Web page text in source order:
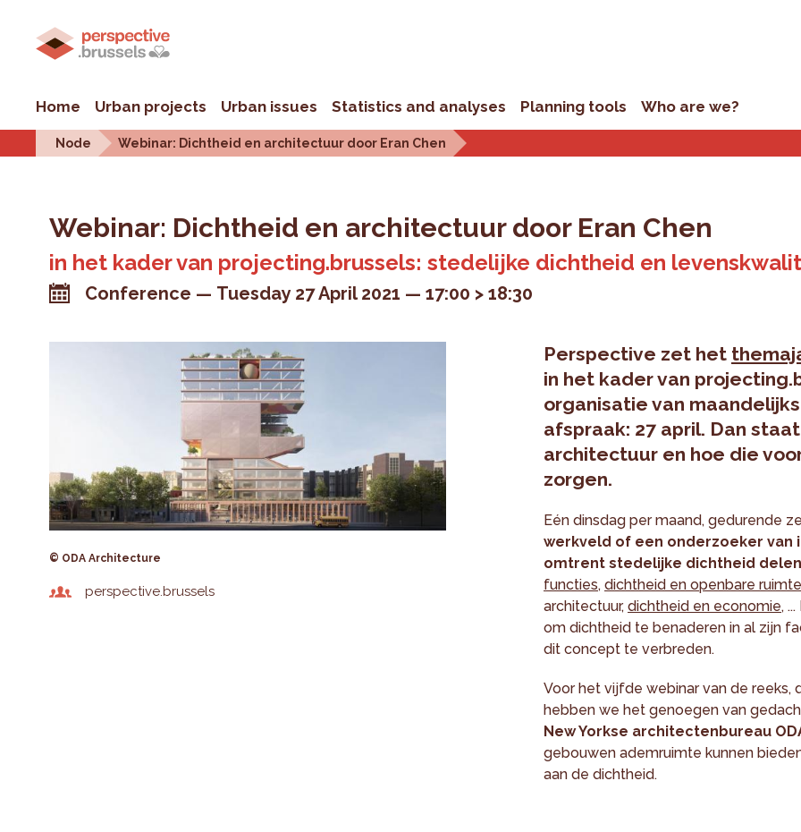
Home Urban projects Urban issues Statistics and analyses Planning tools Who are we?
Node Webinar: Dichtheid en architectuur door Eran Chen
Webinar: Dichtheid en architectuur door Eran Chen
in het kader van projecting.brussels: stedelijke dichtheid en
Conference Tuesday 27 April 2021 17:00 > 18:30
© ODA Architecture
perspective.brussels
Perspective zet het
in het kader van
organisatie van
afspraak: 27 april. Dan
architectuur en hoe die
zorgen.
Eén dinsdag per maand, gedurende
werkveld of een onderzoeker van
omtrent stedelijke dichtheid
functies,dichtheid en openbare
architectuur,dichtheid en economie,
om dichtheid te benaderen in al zijn
dit concept te verbreden.
Voor het vijfde webinar van de
hebben we het genoegen van
New Yorkse architectenbureau
gebouwen ademruimte kunnen
aan de dichtheid.